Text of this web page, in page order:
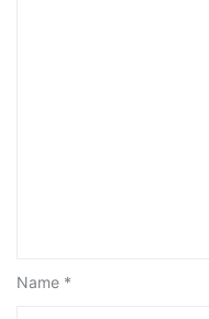
Name *